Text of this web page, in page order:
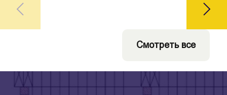
Смотреть все